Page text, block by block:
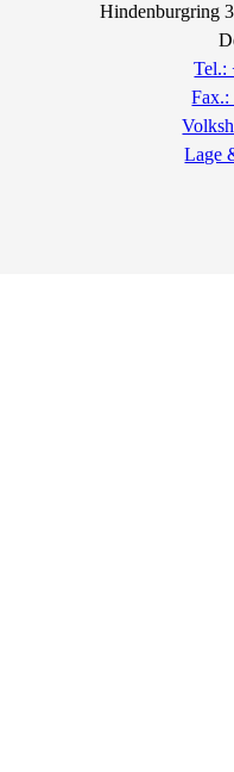
Hindenburgring
Tel.:
Fax.:
Lage